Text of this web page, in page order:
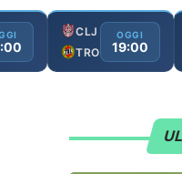
CLJ
TRO
OGGI
19:00